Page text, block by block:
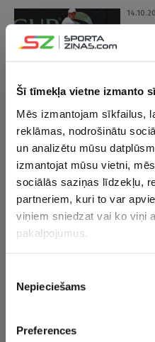
Šī tīmekļa vietne izmanto
Mēs izmantojam sīkfailus,
reklāmas, nodrošinātu
un analizētu mūsu
izmantojat mūsu vietni,
sociālās saziņas līdzekļu,
partneriem, kuri to var
viņiem sniedzat vai ko viņi
pakalpojumus.
izvēle
Nepieciešams
Preferences
vietas